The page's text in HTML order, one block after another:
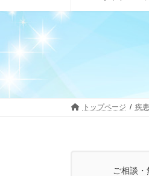
ッ
移
トップページ 疾
ご相談